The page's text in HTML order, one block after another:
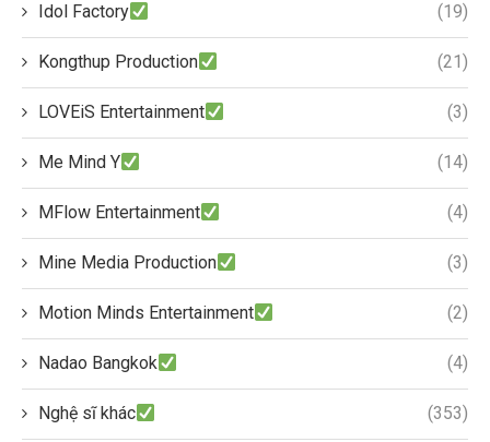
Idol Factory (19)
Kongthup Production (21)
LOVEiS Entertainment (3)
Me Mind Y (14)
MFlow Entertainment (4)
Mine Media Production (3)
Motion Minds Entertainment (2)
Nadao Bangkok (4)
Nghệ sĩ khác (353)